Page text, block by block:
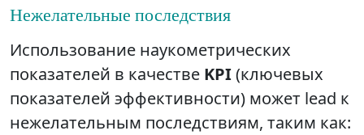
Нежелательные последствия
Использование наукометрических
показателей в качестве KPI(ключевых
показателей эффективности) может lead к
нежелательным последствиям, таким как: